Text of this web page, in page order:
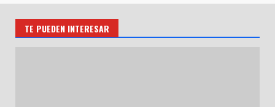
TE PUEDEN INTERESAR